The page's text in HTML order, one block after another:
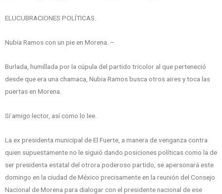
ELUCUBRACIONES POLÍTICAS.
Nubia Ramos con un pie en Morena. –
Burlada, humillada por la cúpula del partido tricolor al que perteneció
desde que era una chamaca, Nubia Ramos busca otros aires y toca las
puertas en Morena.
Sí amigo lector, así como lo lee.
La ex presidenta municipal de El Fuerte, a manera de venganza contra
quien supuestamente no le siguió dando posiciones políticas como la de
ser presidenta estatal del otrora poderoso partido, se apersonará este
domingo en la ciudad de México precisamente en la reunión del Consejo
Nacional de Morena para dialogar con el presidente nacional de ese